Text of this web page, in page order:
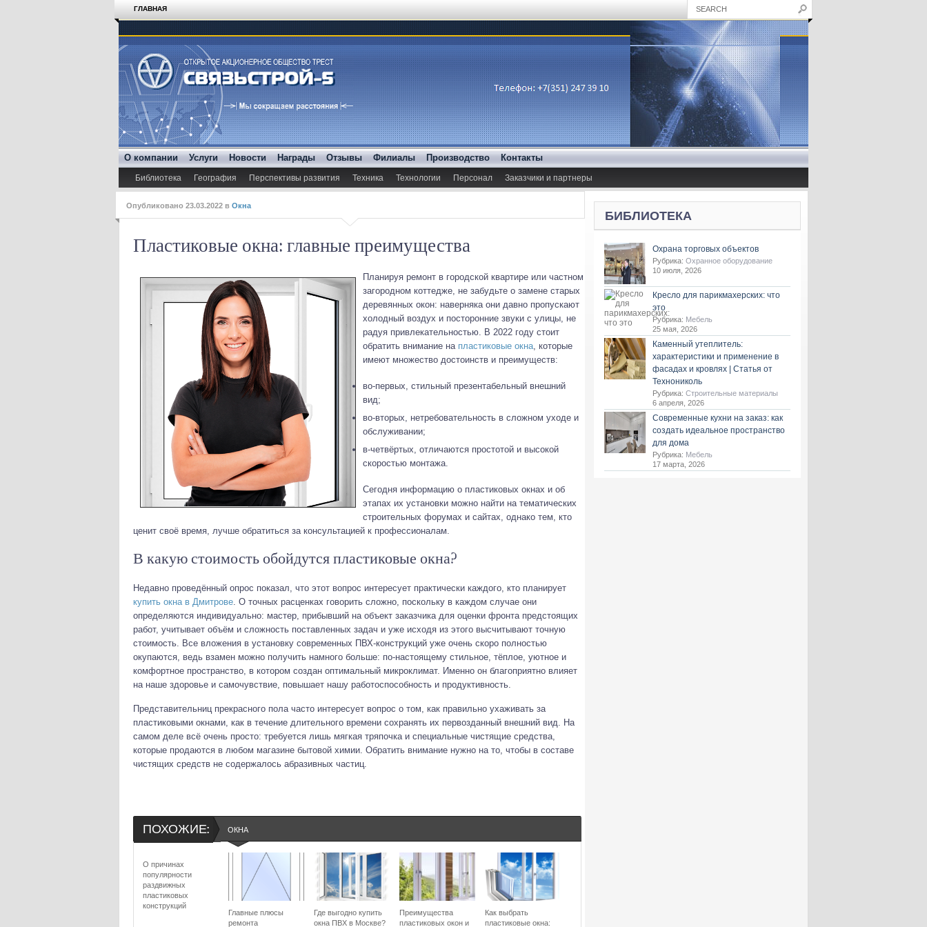
ГЛАВНАЯ
О компании Услуги Новости Награды Отзывы Филиалы Производство Контакты
Библиотека География Перспективы развития Техника Технологии Персонал Заказчики и партнеры
Опубликовано 23.03.2022 в Окна
Пластиковые окна: главные преимущества
Планируя ремонт в городской квартире или частном
загородном коттедже, не забудьте о замене старых
деревянных окон: наверняка они давно пропускают
холодный воздух и посторонние звуки с улицы, не
радуя привлекательностью. В 2022 году стоит
обратить внимание на пластиковые окна, которые
имеют множество достоинств и преимуществ:
во-первых, стильный презентабельный внешний
вид;
во-вторых, нетребовательность в сложном уходе и
обслуживании;
в-четвёртых, отличаются простотой и высокой
скоростью монтажа.
Сегодня информацию о пластиковых окнах и об
этапах их установки можно найти на тематических
строительных форумах и сайтах, однако тем, кто
ценит своё время, лучше обратиться за консультацией к профессионалам.
В какую стоимость обойдутся пластиковые окна?
Недавно проведённый опрос показал, что этот вопрос интересует практически каждого, кто планирует
купить окна в Дмитрове. О точных расценках говорить сложно, поскольку в каждом случае они
определяются индивидуально: мастер, прибывший на объект заказчика для оценки фронта предстоящих
работ, учитывает объём и сложность поставленных задач и уже исходя из этого высчитывают точную
стоимость. Все вложения в установку современных ПВХ-конструкций уже очень скоро полностью
окупаются, ведь взамен можно получить намного больше: по-настоящему стильное, тёплое, уютное и
комфортное пространство, в котором создан оптимальный микроклимат. Именно он благоприятно влияет
на наше здоровье и самочувствие, повышает нашу работоспособность и продуктивность.
Представительниц прекрасного пола часто интересует вопрос о том, как правильно ухаживать за
пластиковыми окнами, как в течение длительного времени сохранять их первозданный внешний вид. На
самом деле всё очень просто: требуется лишь мягкая тряпочка и специальные чистящие средства,
которые продаются в любом магазине бытовой химии. Обратить внимание нужно на то, чтобы в составе
чистящих средств не содержалось абразивных частиц.
ПОХОЖИЕ: ОКНА
О причинах
популярности
раздвижных
пластиковых
конструкций
Главные плюсы
ремонта
Где выгодно купить
окна ПВХ в Москве?
Преимущества
пластиковых окон и
Как выбрать
пластиковые окна:
БИБЛИОТЕКА
Охрана торговых объектов
Рубрика: Охранное оборудование
10 июля, 2026
Кресло для парикмахерских: что
это
Рубрика: Мебель
25 мая, 2026
Каменный утеплитель:
характеристики и применение в
фасадах и кровлях | Статья от
Технониколь
Рубрика: Строительные материалы
6 апреля, 2026
Современные кухни на заказ: как
создать идеальное пространство
для дома
Рубрика: Мебель
17 марта, 2026